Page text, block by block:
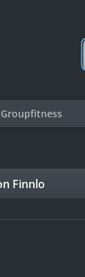
Groupfitness
Finnlo